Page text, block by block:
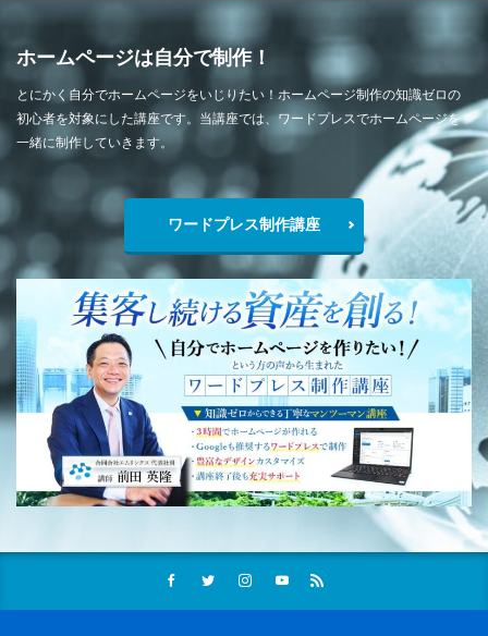
ホームページは自分で制作！
とにかく自分でホームページをいじりたい！ホームページ制作の知識ゼロの
初心者を対象にした講座です。当講座では、ワードプレスでホームページを
一緒に制作していきます。
ワードプレス制作講座